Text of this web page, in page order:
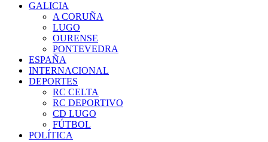
GALICIA
A CORUÑA
LUGO
OURENSE
PONTEVEDRA
ESPAÑA
INTERNACIONAL
DEPORTES
RC CELTA
RC DEPORTIVO
CD LUGO
FÚTBOL
POLÍTICA